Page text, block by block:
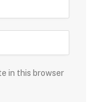
in this browser